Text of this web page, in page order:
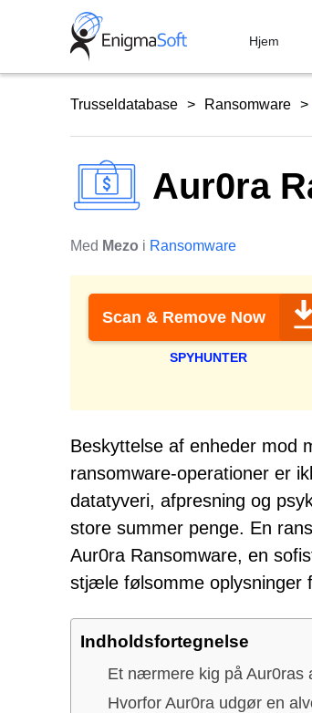
Hjem
Trusseldatabase Ransomware
Aur0ra
Med Mezo i Ransomware
Scan & Remove Now
SPYHUNTER
Beskyttelse af enheder mod
ransomware-operationer er
datatyveri, afpresning og
store summer penge. En
Aur0ra Ransomware, en
stjæle følsomme oplysninger
Indholdsfortegnelse
Et nærmere kig på Aur0ras
Hvorfor Aur0ra udgør en